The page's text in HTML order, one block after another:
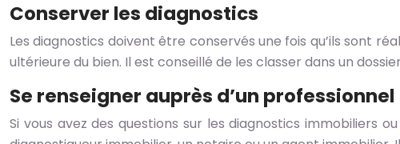
Conserver les diagnostics
Les diagnostics doivent être conservés une fois qu’ils sont
ultérieure du bien. Il est conseillé de les classer dans un
Se renseigner auprès d’un professionnel
Si vous avez des questions sur les diagnostics immobiliers